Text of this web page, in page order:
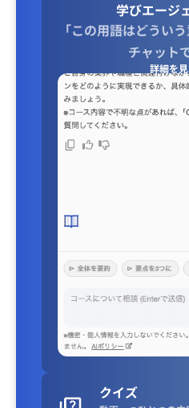
学びエージ
「この用語はどうい
チャット
詳細を
クイズ